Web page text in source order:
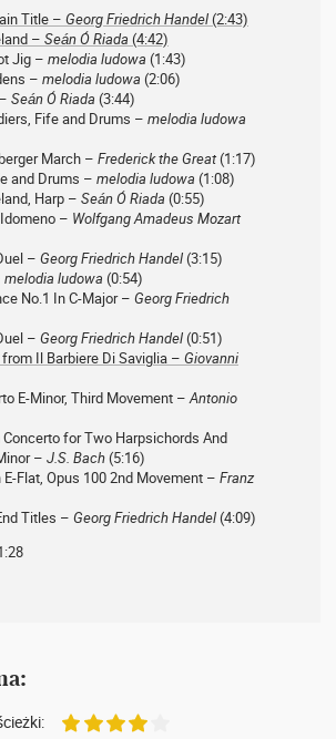
Title – Georg Friedrich Handel(2:43)
– Seán Ó Riada (4:42)
Jig – melodia ludowa (1:43)
– melodia ludowa (2:06)
Seán Ó Riada (3:44)
Fife and Drums – melodia ludowa
March – Frederick the Great(1:17)
and Drums – melodia ludowa (1:08)
Harp – Seán Ó Riada (0:55)
– Wolfgang Amadeus Mozart
– Georg Friedrich Handel(3:15)
melodia ludowa (0:54)
No.1 In C-Major – Georg Friedrich
– Georg Friedrich Handel(0:51)
Il Barbiere Di Saviglia – Giovanni
E-Minor, Third Movement –Antonio
for Two Harpsichords And
– J.S. Bach(5:16)
E-Flat, Opus 100 2nd Movement – Franz
Titles – Georg Friedrich Handel(4:09)